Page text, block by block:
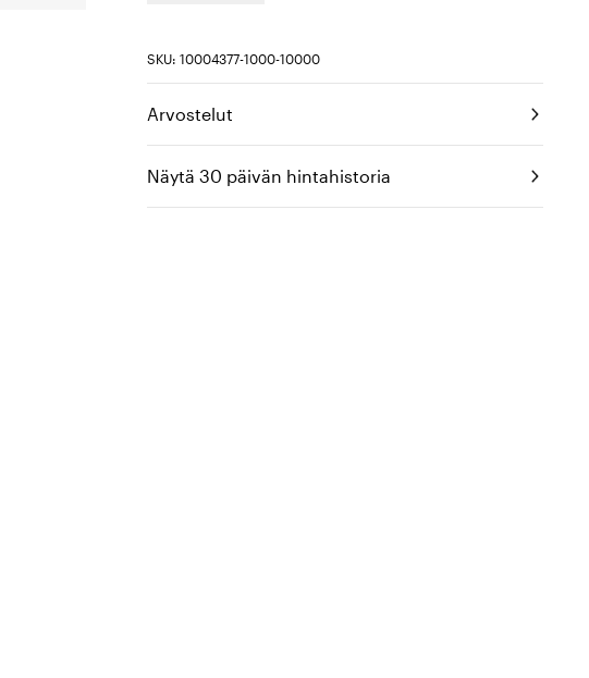
SKU: 10004377-1000-10000
Arvostelut
Näytä 30 päivän hintahistoria